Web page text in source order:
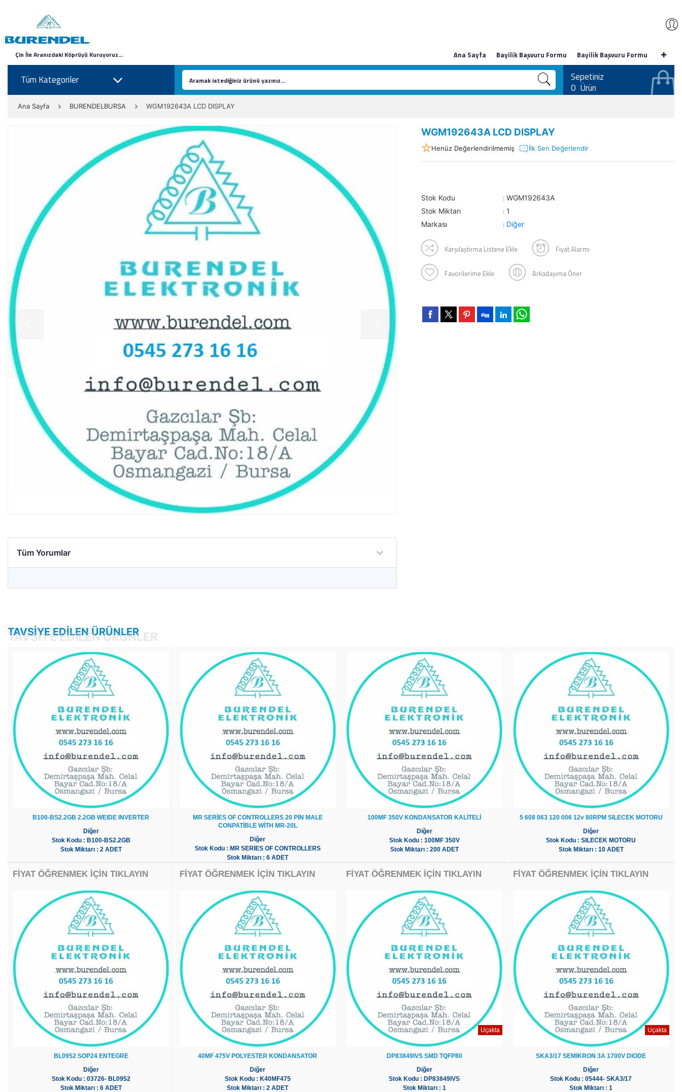
Çin İle Aranızdaki Köprüyü Kuruyoruz... Ana Sayfa Bayilik Başvuru Formu Bayilik Başvuru Formu
Tüm Kategoriler
Sepetiniz
0 Ürün
Ana Sayfa BURENDELBURSA WGM192643A LCD DISPLAY
Tüm Yorumlar
WGM192643A LCD DISPLAY
Henüz Değerlendirilmemiş İlk Sen Değerlendir
Stok Kodu : WGM192643A
Stok Miktarı
: 1
Markası
: Diğer
Karşılaştırma Listene Ekle Fiyat Alarmı
Favorilerime Ekle Arkadaşıma Öner
TAVSIYE EDILEN ÜRÜNLER
TAVSIYE EDILEN ÜRÜNLER
B100-BS2.2GB 2.2GB WEIDE INVERTER
Diğer
Stok Kodu : B100-BS2.2GB
Stok Miktarı : 2 ADET
FİYAT ÖĞRENMEK İÇİN TIKLAYIN
MR SERİES OF CONTROLLERS 20 PİN MALE
CONPATİBLE WİTH MR-20L
Diğer
Stok Kodu : MR SERİES OF CONTROLLERS
Stok Miktarı : 6 ADET
FİYAT ÖĞRENMEK İÇİN TIKLAYIN
100MF 350V KONDANSATOR KALİTELİ
Diğer
Stok Kodu : 100MF 350V
Stok Miktarı : 200 ADET
FİYAT ÖĞRENMEK İÇİN TIKLAYIN
5 608 063 120 006 12v 80RPM SILECEK MOTORU
Diğer
Stok Kodu : SILECEK MOTORU
Stok Miktarı : 10 ADET
FİYAT ÖĞRENMEK İÇİN TIKLAYIN
BL0952 SOP24 ENTEGRE
Diğer
Stok Kodu : 03726- BL0952
Stok Miktarı : 6 ADET
40MF 475V POLYESTER KONDANSATOR
Diğer
Stok Kodu : K40MF475
Stok Miktarı : 2 ADET
Uçakta
DP83849IVS SMD TQFP80
Diğer
Stok Kodu : DP83849IVS
Stok Miktarı : 1
Uçakta
SKA3/17 SEMIKRON 3A 1700V DIODE
Diğer
Stok Kodu : 05444- SKA3/17
Stok Miktarı : 1